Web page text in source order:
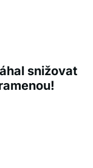
snižovat